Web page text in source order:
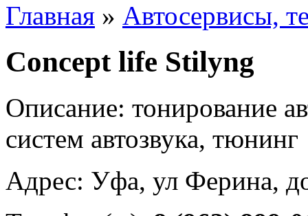
Главная » Автосервисы,
Concept life Stilyng
Описание: тонирование
систем автозвука, тюнинг
Адрес: Уфа, ул Ферина,